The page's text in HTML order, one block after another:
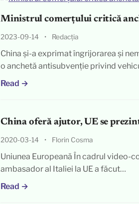
Ministrul comerțului critică
2023-09-14 • Redacția
China și-a exprimat îngrijorarea și
o anchetă antisubvenție privind
Read →
China oferă ajutor, UE se
2020-03-14 • Florin Cosma
Uniunea Europeană În cadrul video-
ambasador al Italiei la UE a făcut…
Read →